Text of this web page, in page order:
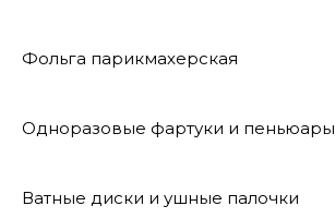
Фольга парикмахерская
Одноразовые фартуки и пеньюары
Ватные диски и ушные палочки